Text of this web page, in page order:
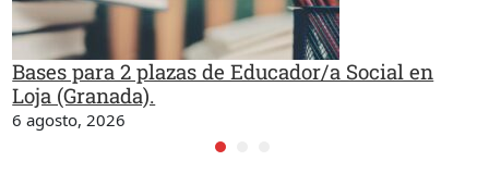
Bases para 2 plazas de Educador/a Social en
Loja (Granada).
6 agosto, 2026